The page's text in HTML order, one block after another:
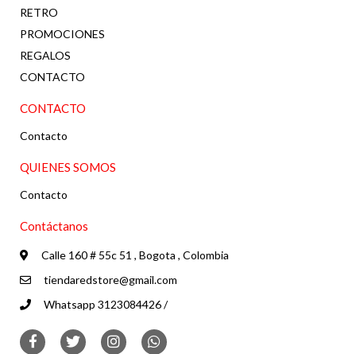
RETRO
PROMOCIONES
REGALOS
CONTACTO
CONTACTO
Contacto
QUIENES SOMOS
Contacto
Contáctanos
Calle 160 # 55c 51 , Bogota , Colombia
tiendaredstore@gmail.com
Whatsapp 3123084426 /